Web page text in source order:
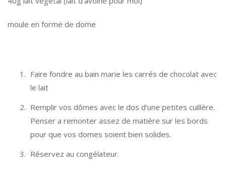
moule en forme de dome
Faire fondre au bain marie les carrés de chocolat avec
le lait
Remplir vos dômes avec le dos d’une petites cuillère.
Penser a remonter assez de matière sur les bords
pour que vos domes soient bien solides.
Réservez au congélateur.